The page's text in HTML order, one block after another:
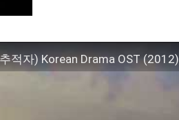
적자) Korean Drama OST (2012)